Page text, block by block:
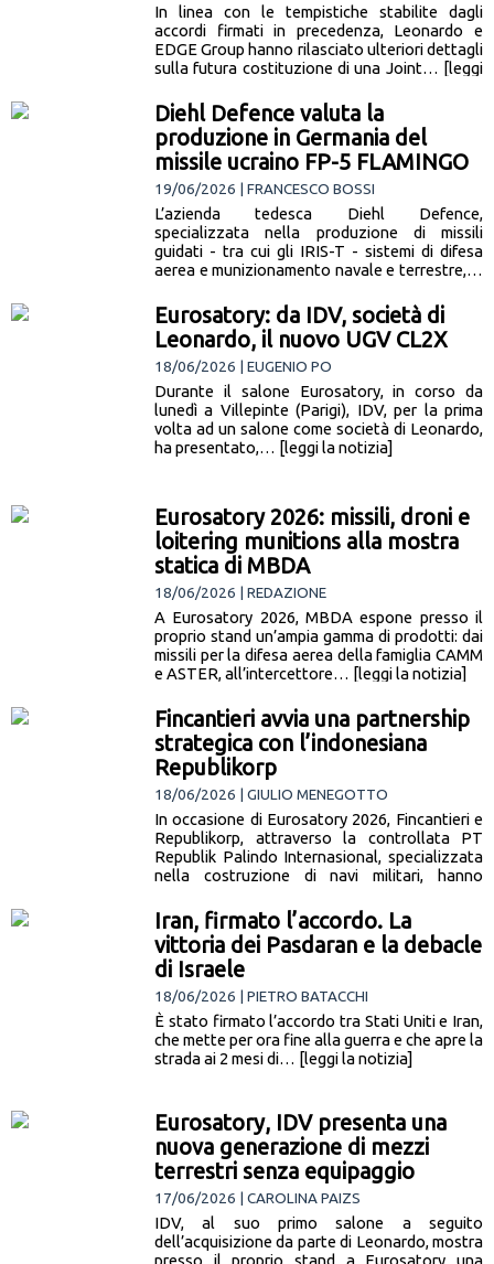
In linea con le tempistiche stabilite dagli
accordi firmati in precedenza, Leonardo e
EDGE Group hanno rilasciato ulteriori dettagli
sulla futura costituzione di una Joint… [leggi
Diehl Defence valuta la
produzione in Germania del
missile ucraino FP-5 FLAMINGO
19/06/2026 | FRANCESCO BOSSI
L’azienda tedesca Diehl Defence,
specializzata nella produzione di missili
guidati - tra cui gli IRIS-T - sistemi di difesa
aerea e munizionamento navale e terrestre,…
Eurosatory: da IDV, società di
Leonardo, il nuovo UGV CL2X
18/06/2026 | EUGENIO PO
Durante il salone Eurosatory, in corso da
lunedì a Villepinte (Parigi), IDV, per la prima
volta ad un salone come società di Leonardo,
ha presentato,… [leggi la notizia]
Eurosatory 2026: missili, droni e
loitering munitions alla mostra
statica di MBDA
18/06/2026 | REDAZIONE
A Eurosatory 2026, MBDA espone presso il
proprio stand un’ampia gamma di prodotti: dai
missili per la difesa aerea della famiglia CAMM
e ASTER, all’intercettore… [leggi la notizia]
Fincantieri avvia una partnership
strategica con l’indonesiana
Republikorp
18/06/2026 | GIULIO MENEGOTTO
In occasione di Eurosatory 2026, Fincantieri e
Republikorp, attraverso la controllata PT
Republik Palindo Internasional, specializzata
nella costruzione di navi militari, hanno
Iran, firmato l’accordo. La
vittoria dei Pasdaran e la debacle
di Israele
18/06/2026 | PIETRO BATACCHI
È stato firmato l’accordo tra Stati Uniti e Iran,
che mette per ora fine alla guerra e che apre la
strada ai 2 mesi di… [leggi la notizia]
Eurosatory, IDV presenta una
nuova generazione di mezzi
terrestri senza equipaggio
17/06/2026 | CAROLINA PAIZS
IDV, al suo primo salone a seguito
dell’acquisizione da parte di Leonardo, mostra
presso il proprio stand a Eurosatory una